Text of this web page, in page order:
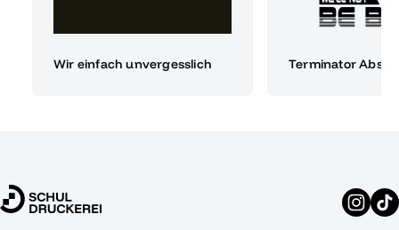
Wir einfach unvergesslich Terminator